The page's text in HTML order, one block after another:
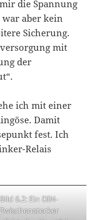
die Spannung
war aber kein
Sicherung.
mit
der
ich mit einer
Damit
fest. Ich
Relais
Bild 6.2: Ein DIN-